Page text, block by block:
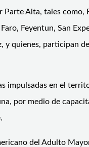
Alta, tales como,
Feyentun, San
quienes, participan
impulsadas en el
por medio de
del Adulto